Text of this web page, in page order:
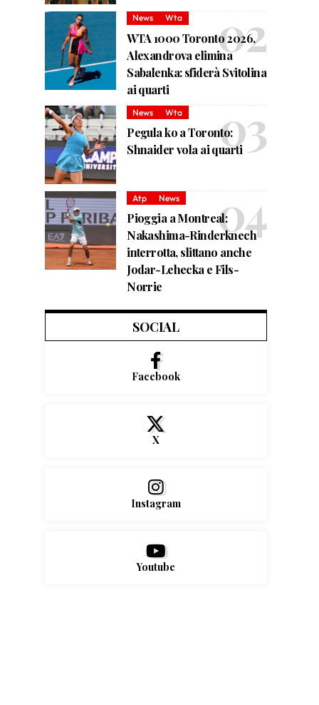
News Wta
WTA 1000 Toronto 2026,
Alexandrova elimina
Sabalenka: sfiderà Svitolina
ai quarti
News Wta
Pegula ko a Toronto:
Shnaider vola ai quarti
Atp News
Pioggia a Montreal:
Nakashima-Rinderknech
interrotta, slittano anche
Jodar-Lehecka e Fils-
Norrie
SOCIAL
Facebook
X
Instagram
Youtube